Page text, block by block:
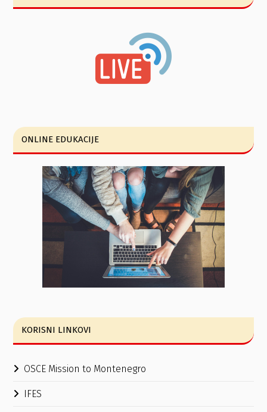
ONLINE EDUKACIJE
KORISNI LINKOVI
OSCE Mission to Montenegro
IFES